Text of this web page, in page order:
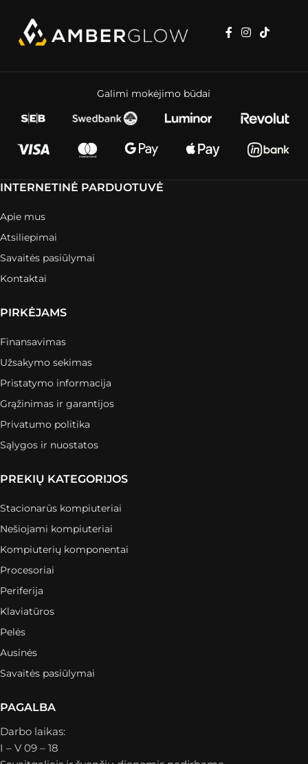
Galimi mokėjimo būdai
INTERNETINĖ PARDUOTUVĖ
Apie mus
Atsiliepimai
Savaitės pasiūlymai
Kontaktai
PIRKĖJAMS
Finansavimas
Užsakymo sekimas
Pristatymo informacija
Grąžinimas ir garantijos
Privatumo politika
Sąlygos ir nuostatos
PREKIŲ KATEGORIJOS
Stacionarūs kompiuteriai
Nešiojami kompiuteriai
Kompiuterių komponentai
Procesoriai
Periferija
Klaviatūros
Pelės
Ausinės
Savaitės pasiūlymai
PAGALBA
Darbo laikas:
I – V 09 – 18